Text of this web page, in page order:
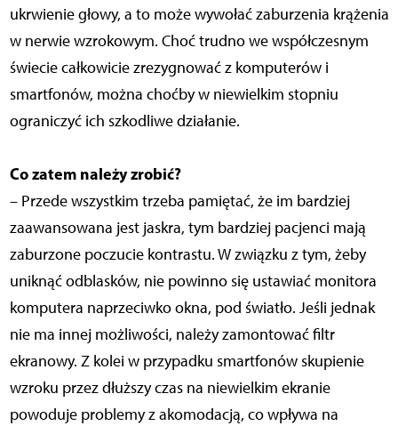
ukrwienie głowy, a to może wywołać zaburzenia krążenia
w nerwie wzrokowym. Choć trudno we współczesnym
świecie całkowicie zrezygnować z komputerów i
smartfonów, można choćby w niewielkim stopniu
ograniczyć ich szkodliwe działanie.
Co zatem należy zrobić?
– Przede wszystkim trzeba pamiętać, że im bardziej
zaawansowana jest jaskra, tym bardziej pacjenci mają
zaburzone poczucie kontrastu. W związku z tym, żeby
uniknąć odblasków, nie powinno się ustawiać monitora
komputera naprzeciwko okna, pod światło. Jeśli jednak
nie ma innej możliwości, należy zamontować filtr
ekranowy. Z kolei w przypadku smartfonów skupienie
wzroku przez dłuższy czas na niewielkim ekranie
powoduje problemy z akomodacją, co wpływa na